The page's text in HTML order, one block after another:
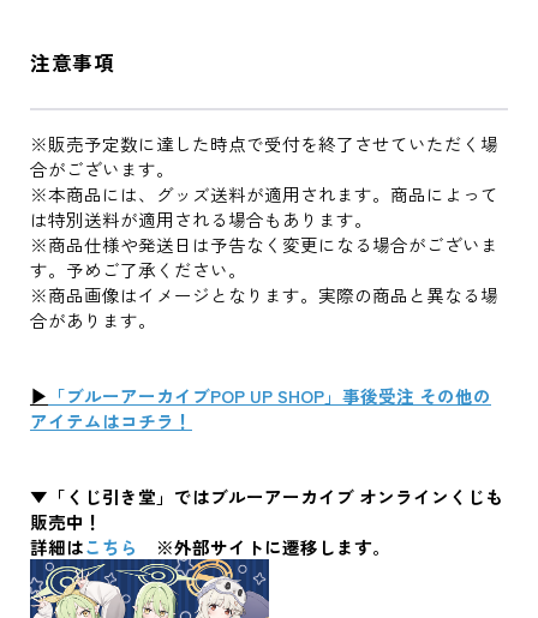
注意事項
※販売予定数に達した時点で受付を終了させていただく場
合がございます。
※本商品には、グッズ送料が適用されます。商品によって
は特別送料が適用される場合もあります。
※商品仕様や発送日は予告なく変更になる場合がございま
す。予めご了承ください。
※商品画像はイメージとなります。実際の商品と異なる場
合があります。
▶ 「ブルーアーカイブPOP UP SHOP」事後受注 その他の
アイテムはコチラ！
▼「くじ引き堂」ではブルーアーカイブ オンラインくじも
販売中！
詳細はこちら ※外部サイトに遷移します。